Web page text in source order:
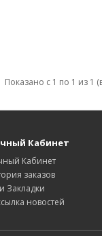
Показано с 1 по 1 из 1
Кабинет
Кабинет
заказов
Закладки
новостей